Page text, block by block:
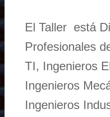
El Taller está
Profesionales
TI, Ingenieros
Ingenieros
Ingenieros